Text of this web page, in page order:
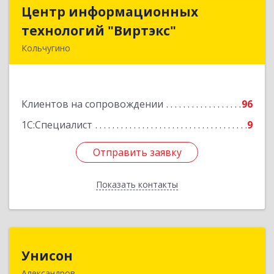
Центр информационных
технологий "Виртэкс"
Кольчугино
Клиентов на сопровождении
96
1С:Специалист
9
Отправить заявку
Показать контакты
Центр информационных
технологий "Виртэкс"
Подробнее
Отправить заявку
Назад
Унисон